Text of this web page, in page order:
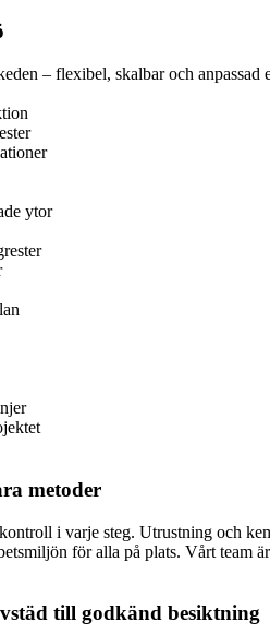
– flexibel, skalbar och anpassad
ytor
metoder
i varje steg. Utrustning och
för alla på plats. Vårt team
till godkänd besiktning